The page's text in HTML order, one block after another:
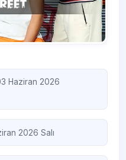
Haziran 2026
2026 Salı